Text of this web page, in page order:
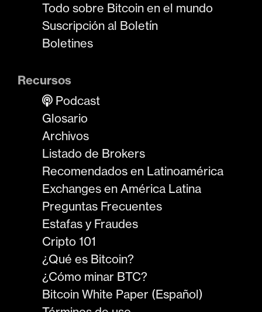
Todo sobre Bitcoin en el mundo
Suscripción al Boletín
Boletines
Recursos
Podcast
Glosario
Archivos
Listado de Brokers
Recomendados en Latinoamérica
Exchanges en América Latina
Preguntas Frecuentes
Estafas y Fraudes
Cripto 101
¿Qué es Bitcoin?
¿Cómo minar BTC?
Bitcoin White Paper (Español)